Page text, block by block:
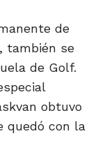
de
también se
de Golf.
obtuvo
quedó con la